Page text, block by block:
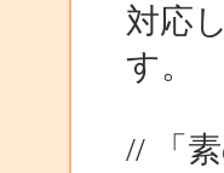
対応
す。
// 「